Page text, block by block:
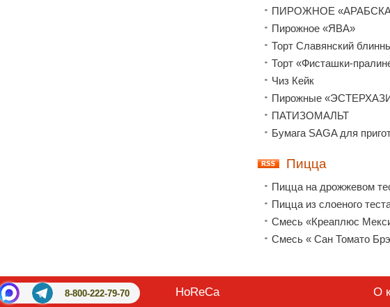
ПИРОЖНОЕ
Пирожное «ЯВА»
Торт Славянский
Торт «Фисташки-
Чиз Кейк
Пирожные
ПАТИЗОМАЛЬТ
Бумага SAGA для
Пицца
Пицца на дрожжевом
Пицца из слоеного
Смесь «Креаплюс
Смесь « Сан Томато
8-800-222-79-70 HoReCa О